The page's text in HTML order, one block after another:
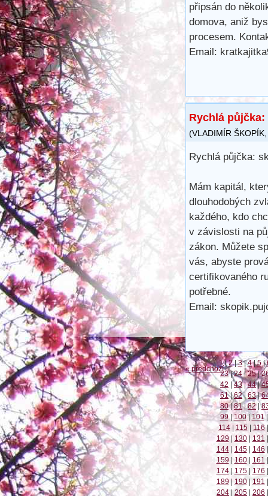
připsán do
domova, aniž
procesem.
Email:
Rychlá
(VLADIMÍR ŠKOPÍK
Rychlá půjčka:
Mám kapitál,
dlouhodobých
každého, kdo
v závislosti na
zákon. Můžete
vás, abyste
certifikovaného
potřebné.
Email:
« předchozí
1 | 2 | 3 | 4 | 5 |
23 | 24 | 25 |
42 | 43 | 44 |
61 | 62 | 63 |
80 | 81 | 82 |
99 | 100 | 101 |
114 | 115 | 116 |
129 | 130 | 131 |
144 | 145 | 146 |
159 | 160 | 161 |
174 | 175 | 176 |
189 | 190 | 191 |
204 | 205 | 206 |